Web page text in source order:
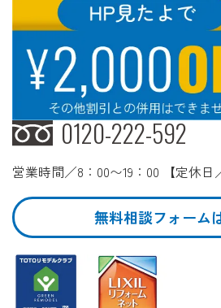
0120-222-592
営業時間／8：00〜19：00 【定休日
無料相談フォーム